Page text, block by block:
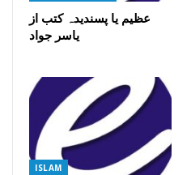
عظیم یا پسندیدہ کتب از
یاسر جواد
ISLAM